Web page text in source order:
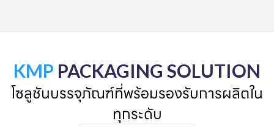
KMP PACKAGING SOLUTION
โซลูชันบรรจุภัณฑ์ที่พร้อมรองรับการผลิตใน
ทุกระดับ